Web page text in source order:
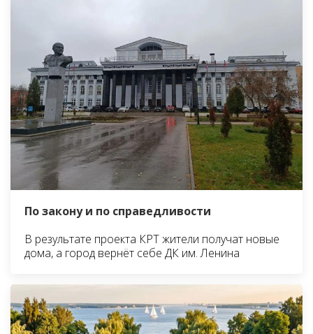
По закону и по справедливости
В результате проекта КРТ жители получат новые
дома, а город вернёт себе ДК им. Ленина